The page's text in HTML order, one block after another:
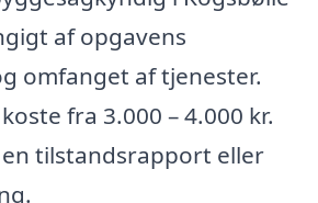
af opgavens
omfanget af tjenester.
fra 3.000 – 4.000 kr.
tilstandsrapport eller